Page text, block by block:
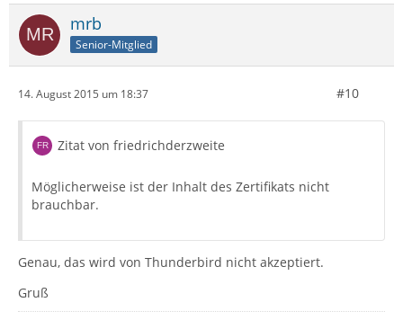
mrb
Senior-Mitglied
14. August 2015 um 18:37 #10
Zitat von friedrichderzweite
Möglicherweise ist der Inhalt des Zertifikats nicht
brauchbar.
Genau, das wird von Thunderbird nicht akzeptiert.
Gruß